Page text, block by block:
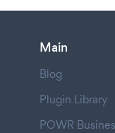
Main
Blog
Plugin Library
POWR